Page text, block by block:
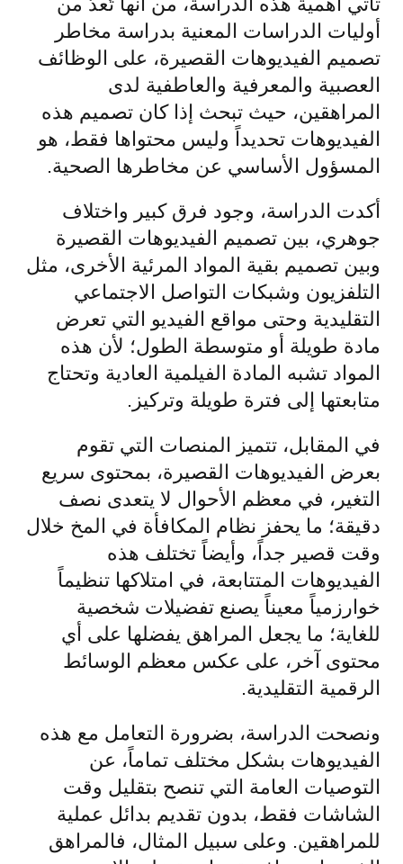
أوليات الدراسات المعنية بدراسة مخاطر
تصميم الفيديوهات القصيرة، على الوظائف
العصبية والمعرفية والعاطفية لدى
المراهقين، حيث تبحث إذا كان تصميم هذه
الفيديوهات تحديداً وليس محتواها فقط، هو
المسؤول الأساسي عن مخاطرها الصحية.
أكدت الدراسة، وجود فرق كبير واختلاف
جوهري، بين تصميم الفيديوهات القصيرة
وبين تصميم بقية المواد المرئية الأخرى، مثل
التلفزيون وشبكات التواصل الاجتماعي
التقليدية وحتى مواقع الفيديو التي تعرض
مادة طويلة أو متوسطة الطول؛ لأن هذه
المواد تشبه المادة الفيلمية العادية وتحتاج
متابعتها إلى فترة طويلة وتركيز.
في المقابل، تتميز المنصات التي تقوم
بعرض الفيديوهات القصيرة، بمحتوى سريع
التغير، في معظم الأحوال لا يتعدى نصف
دقيقة؛ ما يحفز نظام المكافأة في المخ خلال
وقت قصير جداً، وأيضاً تختلف هذه
الفيديوهات المتتابعة، في امتلاكها تنظيماً
خوارزمياً معيناً يصنع تفضيلات شخصية
للغاية؛ ما يجعل المراهق يفضلها على أي
محتوى آخر، على عكس معظم الوسائط
الرقمية التقليدية.
ونصحت الدراسة، بضرورة التعامل مع هذه
الفيديوهات بشكل مختلف تماماً، عن
التوصيات العامة التي تنصح بتقليل وقت
الشاشات فقط، بدون تقديم بدائل عملية
للمراهقين. وعلى سبيل المثال، فالمراهق